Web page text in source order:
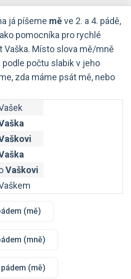
já píšeme měve 2. a 4. pádě,
pomocníka pro rychlé
Vaška. Místo slova mě/mně
podle počtu slabik v jeho
zda máme psát mě, nebo
Vaškovi
(mě)
(mně)
(mě)